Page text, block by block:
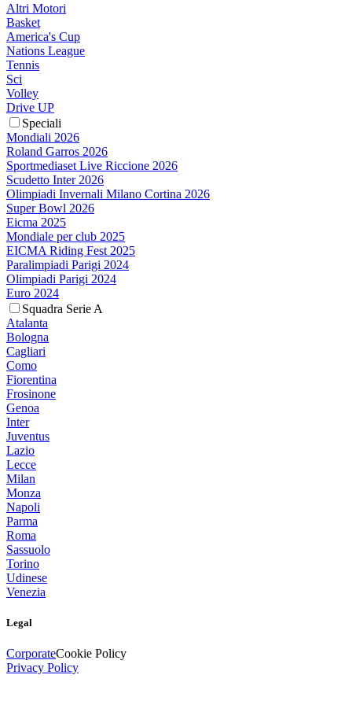
Altri Motori
Basket
America's Cup
Nations League
Tennis
Sci
Volley
Drive UP
Speciali
Mondiali 2026
Roland Garros 2026
Sportmediaset Live Riccione 2026
Scudetto Inter 2026
Olimpiadi Invernali Milano Cortina 2026
Super Bowl 2026
Eicma 2025
Mondiale per club 2025
EICMA Riding Fest 2025
Paralimpiadi Parigi 2024
Olimpiadi Parigi 2024
Euro 2024
Squadra Serie A
Atalanta
Bologna
Cagliari
Como
Fiorentina
Frosinone
Genoa
Inter
Juventus
Lazio
Lecce
Milan
Monza
Napoli
Parma
Roma
Sassuolo
Torino
Udinese
Venezia
Legal
CorporateCookie Policy
Privacy Policy